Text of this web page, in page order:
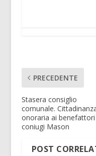
PRECEDENTE
Stasera consiglio
comunale.
onoraria ai benefattori
coniugi Mason
POST